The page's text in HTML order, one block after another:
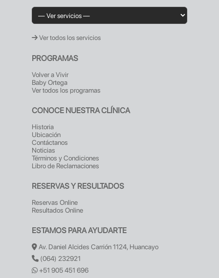
Ver todos los servicios
PROGRAMAS
Volver a Vivir
Baby Ortega
Ver todos los programas
CONOCE NUESTRA CLÍNICA
Historia
Ubicación
Contáctanos
Noticias
Términos y Condiciones
Libro de Reclamaciones
RESERVAS Y RESULTADOS
Reservas Online
Resultados Online
ESTAMOS PARA AYUDARTE
Av. Daniel Alcides Carrión 1124, Huancayo
(064) 232921
+51 905 451 696